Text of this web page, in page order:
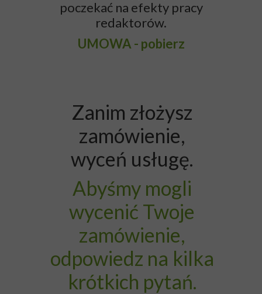
Zanim złożysz
zamówienie,
wyceń usługę.
Abyśmy mogli
wycenić Twoje
zamówienie,
odpowiedz na kilka
krótkich pytań.
poczekać na efekty pracy
redaktorów.
UMOWA - pobierz